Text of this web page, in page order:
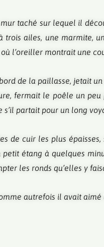
taché sur lequel il
trois ailes, une marmite,
l’oreiller montrait une
de la paillasse, jetait
fermait le poêle un
partait pour un long
de cuir les plus
étang à quelques
les ronds qu’elles y
autrefois il avait aimé